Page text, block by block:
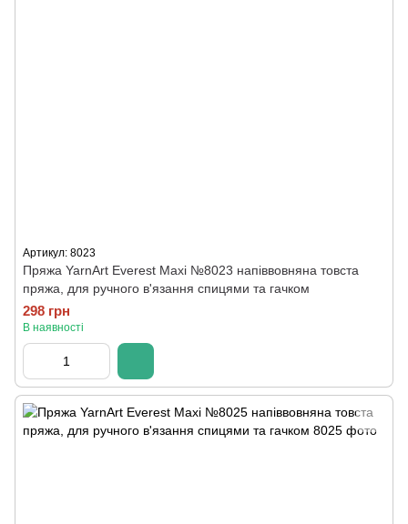
Артикул: 8023
Пряжа YarnArt Everest Maxi №8023 напіввовняна товста
пряжа, для ручного в'язання спицями та гачком
298 грн
В наявності